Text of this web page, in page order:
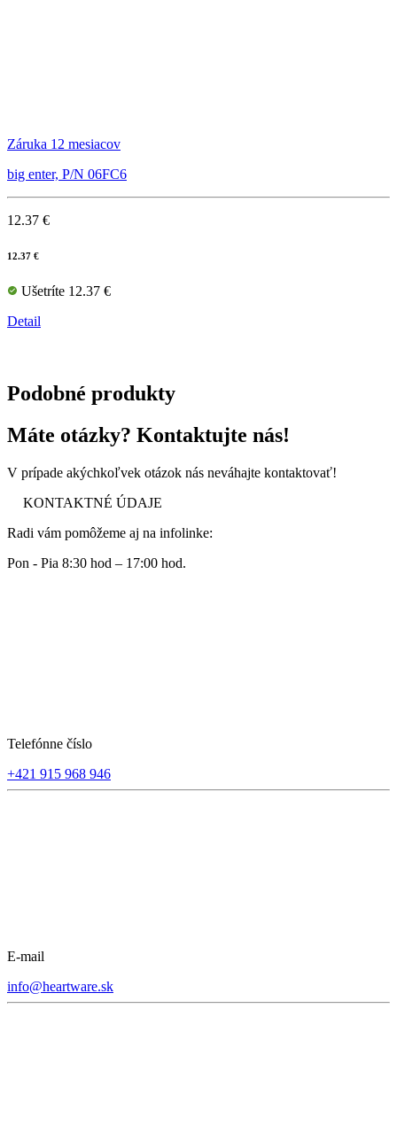
Záruka 12 mesiacov
big enter, P/N 06FC6
12.37 €
12.37 €
Ušetríte 12.37 €
Detail
Podobné produkty
Máte otázky? Kontaktujte nás!
V prípade akýchkoľvek otázok nás neváhajte kontaktovať!
KONTAKTNÉ ÚDAJE
Radi vám pomôžeme aj na infolinke:
Pon - Pia 8:30 hod – 17:00 hod.
Telefónne číslo
+421 915 968 946
E-mail
info@heartware.sk